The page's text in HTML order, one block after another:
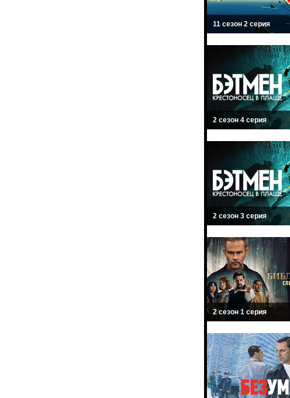
11 сезон 2 серия
2 сезон 4 серия
2 сезон 3 серия
2 сезон 1 серия